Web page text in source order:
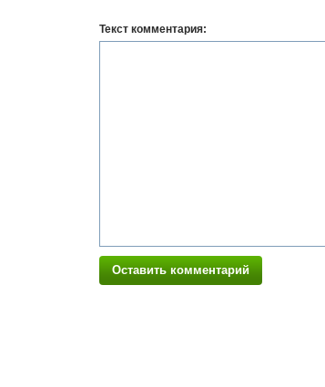
Текст комментария:
Оставить комментарий